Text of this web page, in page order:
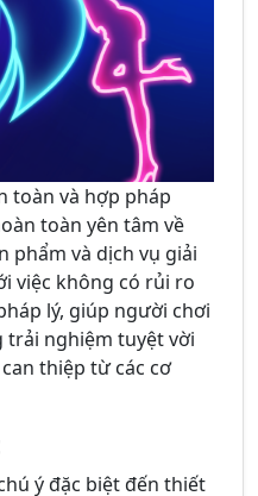
toàn và hợp pháp
toàn yên tâm về
phẩm và dịch vụ giải
việc không có rủi ro
lý, giúp người chơi
trải nghiệm tuyệt vời
thiệp từ các cơ
ý đặc biệt đến thiết